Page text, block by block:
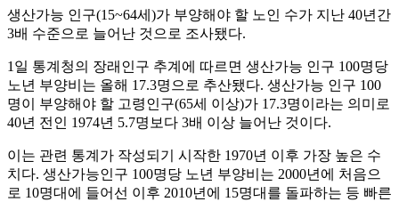
생산가능 인구(15~64세)가 부양해야 할 노인 수가 지난 40년간
3배 수준으로 늘어난 것으로 조사됐다.
1일 통계청의 장래인구 추계에 따르면 생산가능 인구 100명당
노년 부양비는 올해 17.3명으로 추산됐다. 생산가능 인구 100
명이 부양해야 할 고령인구(65세 이상)가 17.3명이라는 의미로
40년 전인 1974년 5.7명보다 3배 이상 늘어난 것이다.
이는 관련 통계가 작성되기 시작한 1970년 이후 가장 높은 수
치다. 생산가능인구 100명당 노년 부양비는 2000년에 처음으
로 10명대에 들어선 이후 2010년에 15명대를 돌파하는 등 빠른